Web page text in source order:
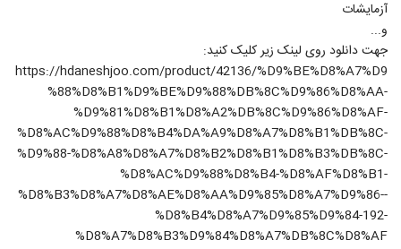
آزمایشات
و...
جهت دانلود روی لینک زیر کلیک کنید:
https://hdaneshjoo.com/product/42136/%D9%BE%D8%A7%D9
%88%D8%B1%D9%BE%D9%88%DB%8C%D9%86%D8%AA-
%D9%81%D8%B1%D8%A2%DB%8C%D9%86%D8%AF-
%D8%AC%D9%88%D8%B4%DA%A9%D8%A7%D8%B1%DB%8C-
%D9%88-%D8%A8%D8%A7%D8%B2%D8%B1%D8%B3%DB%8C-
%D8%AC%D9%88%D8%B4-%D8%AF%D8%B1-
%D8%B3%D8%A7%D8%AE%D8%AA%D9%85%D8%A7%D9%86--
%D8%B4%D8%A7%D9%85%D9%84-192-
%D8%A7%D8%B3%D9%84%D8%A7%DB%8C%D8%AF